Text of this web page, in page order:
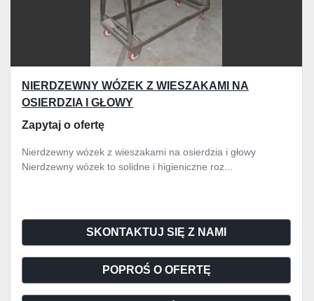
NIERDZEWNY WÓZEK Z WIESZAKAMI NA
OSIERDZIA I GŁOWY
Zapytaj o ofertę
Nierdzewny wózek z wieszakami na osierdzia i głowy
Nierdzewny wózek to solidne i higieniczne roz...
SKONTAKTUJ SIĘ Z NAMI
POPROŚ O OFERTĘ